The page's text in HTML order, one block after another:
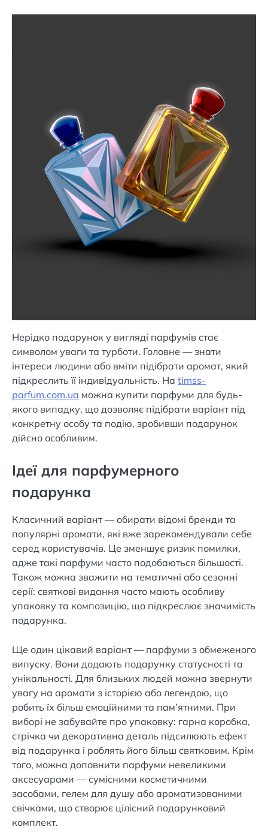
Нерідко подарунок у вигляді парфумів стає
символом уваги та турботи. Головне — знати
інтереси людини або вміти підібрати аромат, який
підкреслить її індивідуальність. На timss-
parfum.com.ua можна купити парфуми для будь-
якого випадку, що дозволяє підібрати варіант під
конкретну особу та подію, зробивши подарунок
дійсно особливим.
Ідеї для парфумерного
подарунка
Класичний варіант — обирати відомі бренди та
популярні аромати, які вже зарекомендували себе
серед користувачів. Це зменшує ризик помилки,
адже такі парфуми часто подобаються більшості.
Також можна зважити на тематичні або сезонні
серії: святкові видання часто мають особливу
упаковку та композицію, що підкреслює значимість
подарунка.
Ще один цікавий варіант — парфуми з обмеженого
випуску. Вони додають подарунку статусності та
унікальності. Для близьких людей можна звернути
увагу на аромати з історією або легендою, що
робить їх більш емоційними та пам’ятними. При
виборі не забувайте про упаковку: гарна коробка,
стрічка чи декоративна деталь підсилюють ефект
від подарунка і роблять його більш святковим. Крім
того, можна доповнити парфуми невеликими
аксесуарами — сумісними косметичними
засобами, гелем для душу або ароматизованими
свічками, що створює цілісний подарунковий
комплект.